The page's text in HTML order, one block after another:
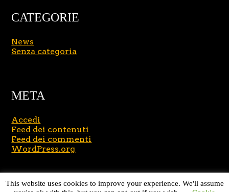
CATEGORIE
News
Senza categoria
META
Accedi
Feed dei contenuti
Feed dei commenti
WordPress.org
Copyright © 2026 Massimo Brusasco
. All Rights
Reserved.Journal Lite by Slocum Studio
This website uses cookies to improve your experience. We'll assume